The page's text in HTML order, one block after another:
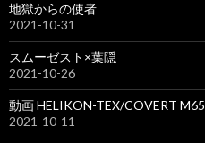
地獄からの使者
2021-10-31
スムーゼスト×葉隠
2021-10-26
動画 HELIKON-TEX/COVERT M65
2021-10-11